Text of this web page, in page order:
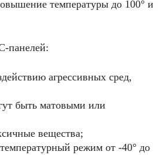
температуры до 100° и
панелей:
агрессивных сред,
быть матовыми или
вещества;
режим от -40° до